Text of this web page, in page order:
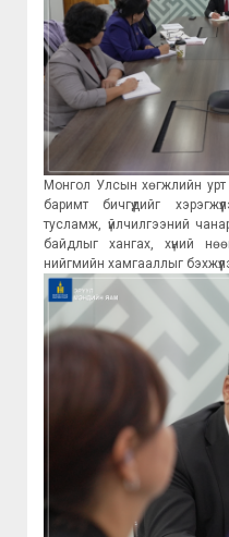
Монгол Улсын хөгжлийн
баримт бичгүүдийг
тусламж, үйлчилгээний
байдлыг хангах, хүний
нийгмийн хамгааллыг